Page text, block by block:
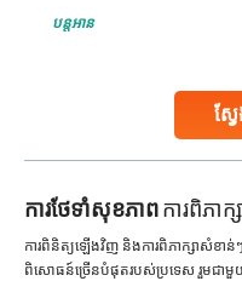
ស្វ
globe are searching for
Studies, such as one
បន្តអាន
ការ​ថែទាំ​សុខភាពការពិភាក្
ការពិនិត្យឡើងវិញ និងការពិភាក្សាសំខ
ពិសោធន៍ច្រើនបំផុតរបស់ប្រទេស រួមជា